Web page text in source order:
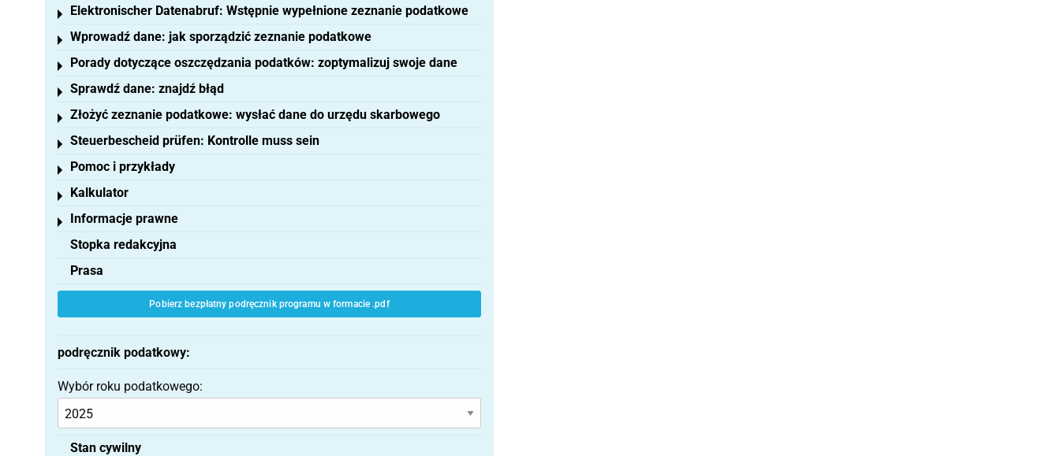
Elektronischer Datenabruf: Wstępnie wypełnione zeznanie podatkowe
Toggle menu
Wprowadź dane: jak sporządzić zeznanie podatkowe
Toggle menu
Porady dotyczące oszczędzania podatków: zoptymalizuj swoje dane
Toggle menu
Sprawdź dane: znajdź błąd
Toggle menu
Złożyć zeznanie podatkowe: wysłać dane do urzędu skarbowego
Toggle menu
Steuerbescheid prüfen: Kontrolle muss sein
Toggle menu
Pomoc i przykłady
Toggle menu
Kalkulator
Toggle menu
Informacje prawne
Toggle menu
Stopka redakcyjna
Prasa
Pobierz bezpłatny podręcznik programu w formacie .pdf
podręcznik podatkowy:
Wybór roku podatkowego:
Stan cywilny